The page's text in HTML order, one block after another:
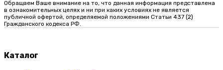
Обращаем Ваше внимание на то, что данная информация представлена
в ознакомительных целях и ни при каких условиях не является
публичной офертой, определяемой положениями Статьи 437 (2)
Гражданского кодекса РФ.
Каталог